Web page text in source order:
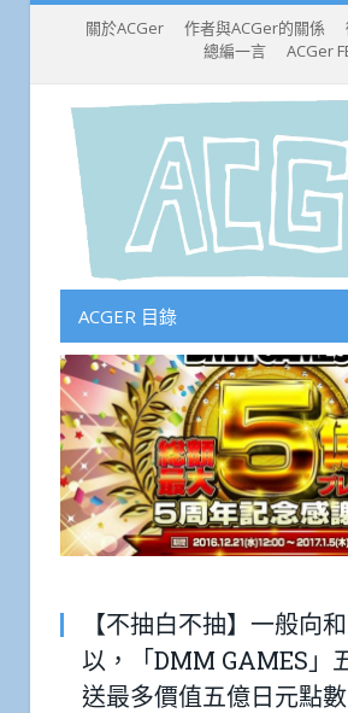
關於ACGer 作者與ACGer的關係
總編一言
ACGer
ACGER 目錄
【不抽白不抽】一般向
以，「DMM GAMES」
送最多價值五億日元點數